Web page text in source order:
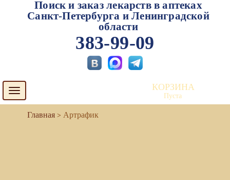
Поиск и заказ лекарств в аптеках
Санкт-Петербурга и Ленинградской
области
383-99-09
Toggle
navigation
КОРЗИНА
Пуста
Артрафик